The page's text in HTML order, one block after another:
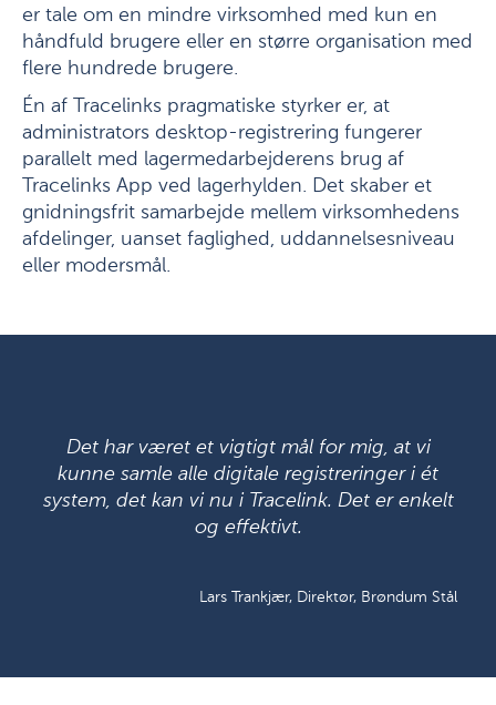
er tale om en mindre virksomhed med kun en
håndfuld brugere eller en større organisation med
flere hundrede brugere.
Én af Tracelinks pragmatiske styrker er, at
administrators desktop-registrering fungerer
parallelt med lagermedarbejderens brug af
Tracelinks App ved lagerhylden. Det skaber et
gnidningsfrit samarbejde mellem virksomhedens
afdelinger, uanset faglighed, uddannelsesniveau
eller modersmål.
Det har været et vigtigt mål for mig, at vi
kunne samle alle digitale registreringer i ét
system, det kan vi nu i Tracelink. Det er enkelt
og effektivt.
Lars Trankjær, Direktør, Brøndum Stål